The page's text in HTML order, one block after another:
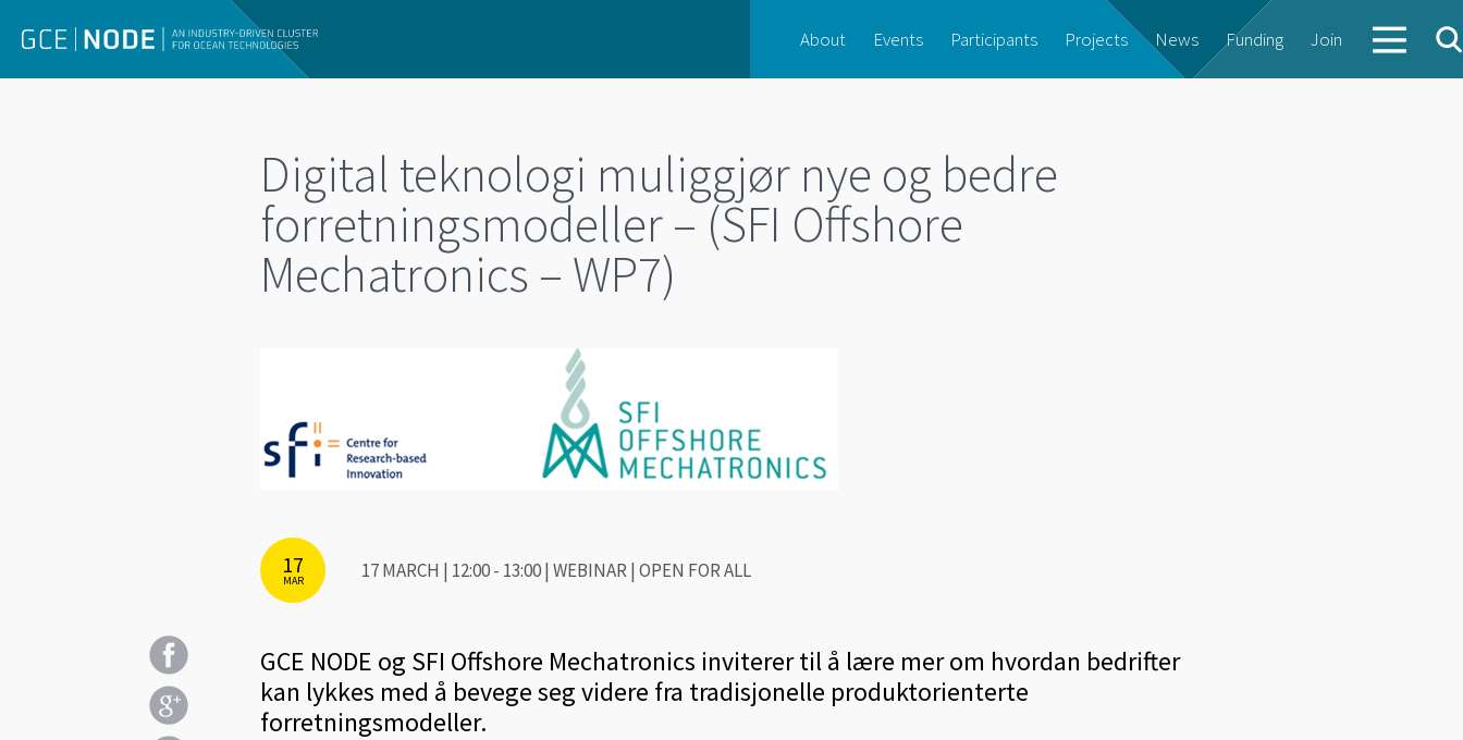
About Events Participants Projects News Funding Join
Digital teknologi muliggjør nye og bedre
forretningsmodeller – (SFI Offshore
Mechatronics – WP7)
17
MAR 17 MARCH | 12:00 - 13:00 | WEBINAR | OPEN FOR ALL
GCE NODE og SFI Offshore Mechatronics inviterer til å lære mer om hvordan bedrifter
kan lykkes med å bevege seg videre fra tradisjonelle produktorienterte
forretningsmodeller.